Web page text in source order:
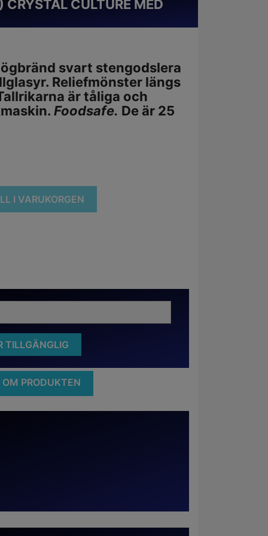
CULTURE MED
svart stengodslera
Reliefmönster längs
är tåliga och
Foodsafe. De är 25
I VARUKORGEN
TILLGÄNGLIG
PRODUKTEN